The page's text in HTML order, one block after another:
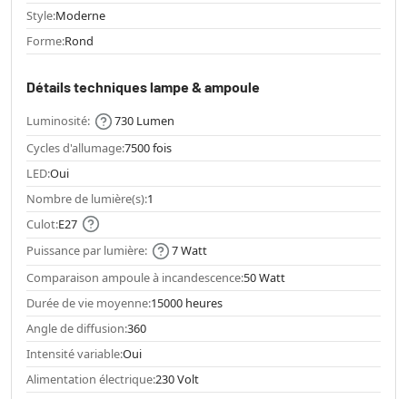
Style:Moderne
Forme:Rond
Détails techniques lampe & ampoule
Luminosité:
730 Lumen
Cycles d'allumage:7500 fois
LED:Oui
Nombre de lumière(s):1
Culot:E27
Puissance par lumière:
7 Watt
Comparaison ampoule à incandescence:50 Watt
Durée de vie moyenne:15000 heures
Angle de diffusion:360
Intensité variable:Oui
Alimentation électrique:230 Volt